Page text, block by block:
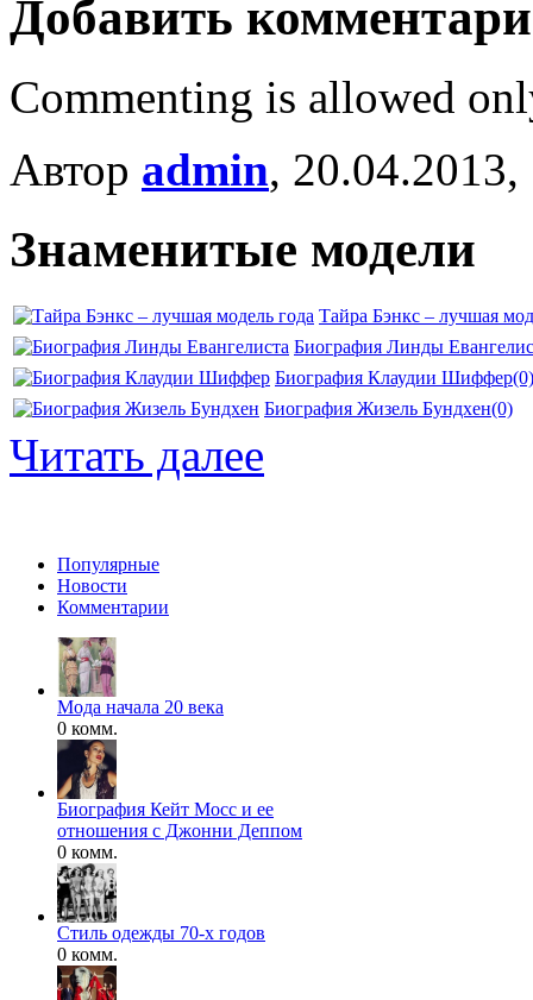
Добавить
Commenting is allowed
Автор admin,
Знаменитые модели
Тайра Бэнкс – лучшая
Биография Линды
Биография Клаудии Шиффер(0)
Биография Жизель Бундхен(0)
Читать далее
Популярные
Новости
Комментарии
Мода начала 20 века
0 комм.
Биография Кейт Мосс и ее
отношения с Джонни Деппом
0 комм.
Стиль одежды 70-х годов
0 комм.